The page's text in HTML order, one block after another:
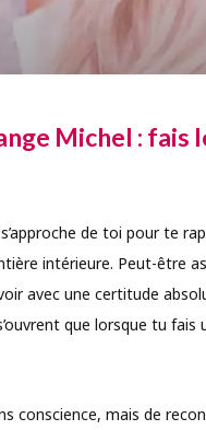
Michel :
s’approche de toi pour te
intérieure. Peut-être
avec une certitude
que lorsque tu
conscience, mais de